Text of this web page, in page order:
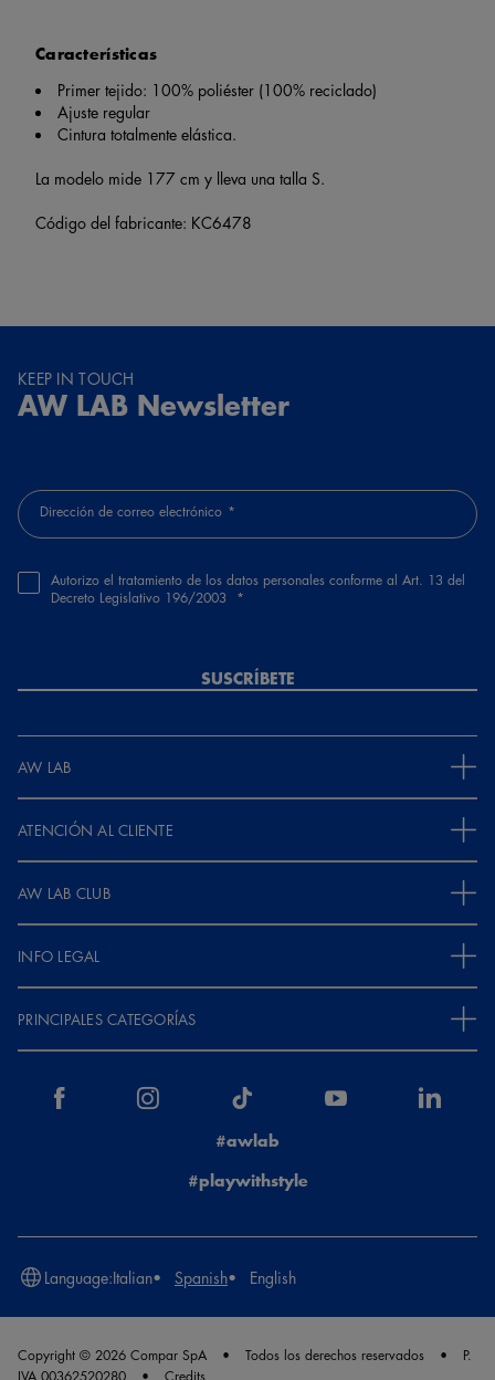
Características
Primer tejido: 100% poliéster (100% reciclado)
Ajuste regular
Cintura totalmente elástica.
La modelo mide 177 cm y lleva una talla S.
Código del fabricante: KC6478
KEEP IN TOUCH
AW LAB Newsletter
Dirección de correo electrónico
Autorizo el tratamiento de los datos personales conforme al Art. 13 del
Decreto Legislativo 196/2003
SUSCRÍBETE
AW LAB
ATENCIÓN AL CLIENTE
AW LAB CLUB
INFO LEGAL
PRINCIPALES CATEGORÍAS
#awlab
#playwithstyle
Language:Italian Spanish English
Copyright © 2026 Compar SpA Todos los derechos reservados
P.